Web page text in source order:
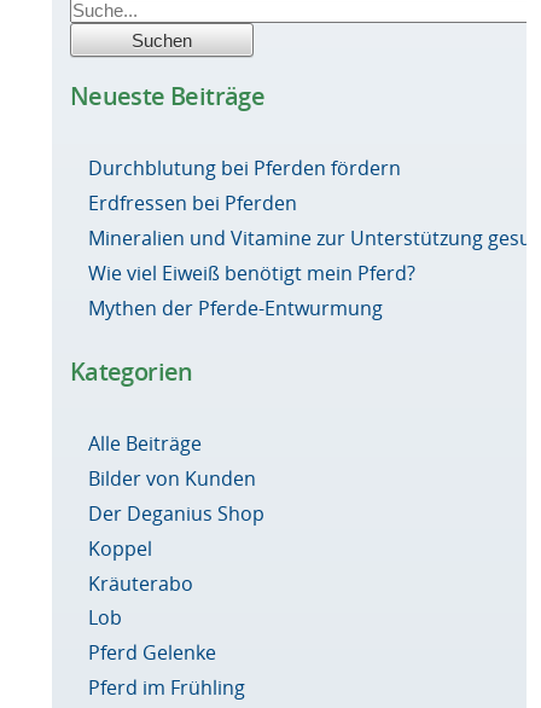
Neueste Beiträge
Durchblutung bei Pferden fördern
Erdfressen bei Pferden
Mineralien und Vitamine zur Unterstützung
Wie viel Eiweiß benötigt mein Pferd?
Mythen der Pferde-Entwurmung
Kategorien
Alle Beiträge
Bilder von Kunden
Der Deganius Shop
Koppel
Kräuterabo
Lob
Pferd Gelenke
Pferd im Frühling